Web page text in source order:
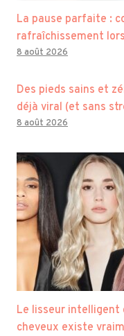
La pause parfaite :
rafraîchissement
8 août 2026
Des pieds sains et
déjà viral (et sans
8 août 2026
Le lisseur intelligent
cheveux existe